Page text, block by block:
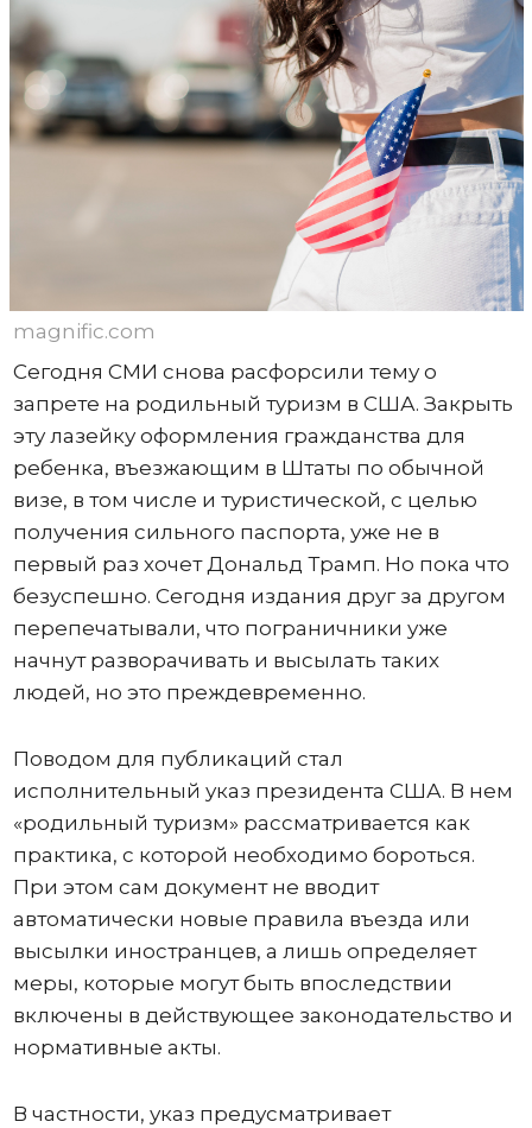
magnific.com
Сегодня СМИ снова расфорсили тему о
запрете на родильный туризм в США. Закрыть
эту лазейку оформления гражданства для
ребенка, въезжающим в Штаты по обычной
визе, в том числе и туристической, с целью
получения сильного паспорта, уже не в
первый раз хочет Дональд Трамп. Но пока что
безуспешно. Сегодня издания друг за другом
перепечатывали, что пограничники уже
начнут разворачивать и высылать таких
людей, но это преждевременно.
Поводом для публикаций стал
исполнительный указ президента США. В нем
«родильный туризм» рассматривается как
практика, с которой необходимо бороться.
При этом сам документ не вводит
автоматически новые правила въезда или
высылки иностранцев, а лишь определяет
меры, которые могут быть впоследствии
включены в действующее законодательство и
нормативные акты.
В частности, указ предусматривает